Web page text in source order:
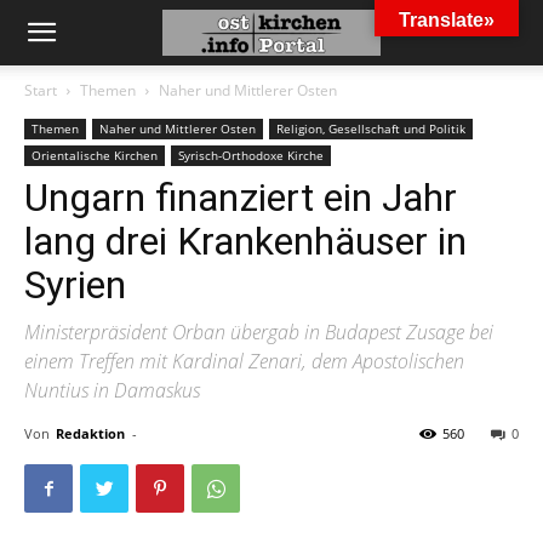
Start Themen Naher und Mittlerer Osten
Themen Naher und Mittlerer Osten
Religion, Gesellschaft und Politik
Orientalische Kirchen
Syrisch-Orthodoxe Kirche
Ungarn finanziert ein Jahr
lang drei Krankenhäuser in
Syrien
Ministerpräsident Orban übergab in Budapest Zusage bei
einem Treffen mit Kardinal Zenari, dem Apostolischen
Nuntius in Damaskus
Von Redaktion - 0
560
Translate»